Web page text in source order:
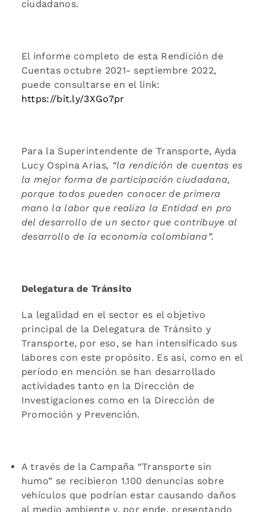
ciudadanos.
El informe completo de esta Rendición de
Cuentas octubre 2021- septiembre 2022,
puede consultarse en el link:
https://bit.ly/3XGo7pr
Para la Superintendente de Transporte, Ayda
Lucy Ospina Arias, “la rendición de cuentas es
la mejor forma de participación ciudadana,
porque todos pueden conocer de primera
mano la labor que realiza la Entidad en pro
del desarrollo de un sector que contribuye al
desarrollo de la economía colombiana”.
Delegatura de Tránsito
La legalidad en el sector es el objetivo
principal de la Delegatura de Tránsito y
Transporte, por eso, se han intensificado sus
labores con este propósito. Es así, como en el
período en mención se han desarrollado
actividades tanto en la Dirección de
Investigaciones como en la Dirección de
Promoción y Prevención.
A través de la Campaña “Transporte sin
humo” se recibieron 1.100 denuncias sobre
vehículos que podrían estar causando daños
al medio ambiente y, por ende, presentando